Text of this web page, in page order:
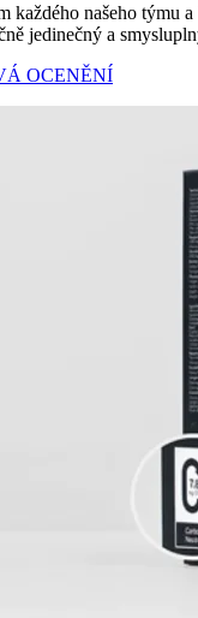
každého našeho týmu
jedinečný a
OCENĚNÍ